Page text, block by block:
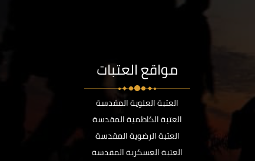
مواقع العتبات
العتبة العلوية المقدسة
العتبة الكاظمية المقدسة
العتبة الرضوية المقدسة
العتبة العسكرية المقدسة